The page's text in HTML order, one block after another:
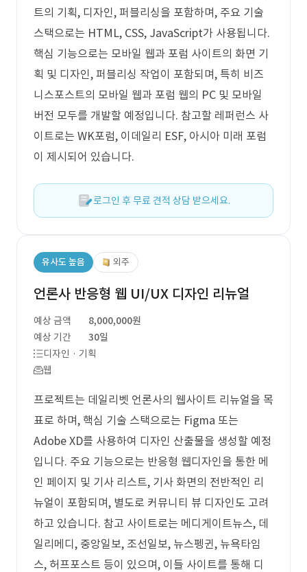
트의 기획, 디자인, 퍼블리싱을 포함하며, 주요 기술
스택으로는 HTML, CSS, JavaScript가 사용됩니다.
핵심 기능으로는 모바일 웹과 포럼 사이트의 화면 기
획 및 디자인, 퍼블리싱 작업이 포함되며, 특히 비즈
니스포스트의 모바일 웹과 포럼 웹의 PC 및 모바일
버전 모두를 개발할 예정입니다. 참고할 레퍼런스 사
이트로는 WK포럼, 이데일리 ESF, 아시아 미래 포럼
이 제시되어 있습니다.
로그인 후 무료 견적 상담 받으세요.
유사도 높음 외주
언론사 반응형 웹 UI/UX 디자인 리뉴얼
예상 금액
8,000,000원
예상 기간
30일
디자인 · 기획
웹
프로젝트는 데일리벳 언론사의 웹사이트 리뉴얼을 목
표로 하며, 핵심 기술 스택으로는 Figma 또는
Adobe XD를 사용하여 디자인 산출물을 생성할 예정
입니다. 주요 기능으로는 반응형 웹디자인을 통한 메
인 페이지 및 기사 리스트, 기사 화면의 전반적인 리
뉴얼이 포함되며, 별도로 커뮤니티 뷰 디자인도 고려
하고 있습니다. 참고 사이트로는 메디게이트뉴스, 데
일리메디, 중앙일보, 조선일보, 뉴스펭귄, 뉴욕타임
스, 허프포스트 등이 있으며, 이들 사이트를 통해 디